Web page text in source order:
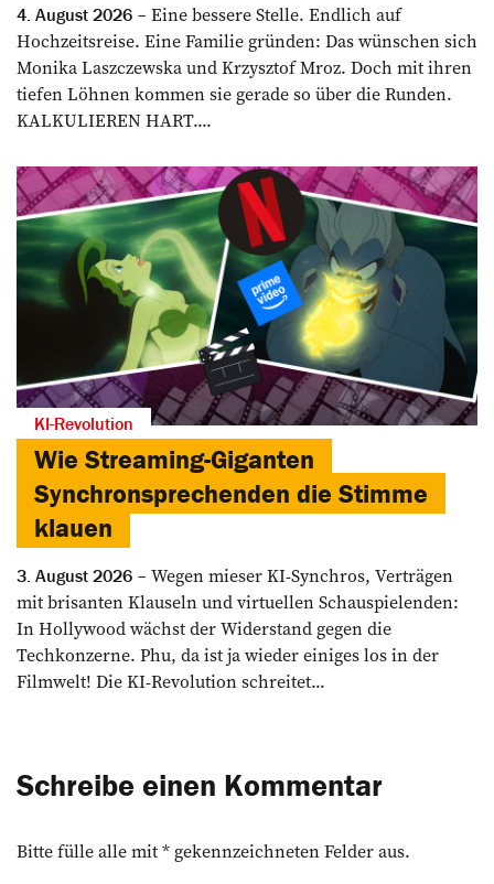
4. August 2026
Eine bessere Stelle. Endlich auf
Hochzeitsreise. Eine Familie gründen: Das wünschen sich
Monika Laszczewska und Krzysztof Mroz. Doch mit ihren
tiefen Löhnen kommen sie gerade so über die Runden.
KALKULIEREN HART....
KI-Revolution
Wie Streaming-Giganten
Synchronsprechenden die Stimme
klauen
3. August 2026
Wegen mieser KI-Synchros, Verträgen
mit brisanten Klauseln und virtuellen Schauspielenden:
In Hollywood wächst der Widerstand gegen die
Techkonzerne. Phu, da ist ja wieder einiges los in der
Filmwelt! Die KI-Revolution schreitet...
Schreibe einen Kommentar
Bitte fülle alle mit * gekennzeichneten Felder aus.